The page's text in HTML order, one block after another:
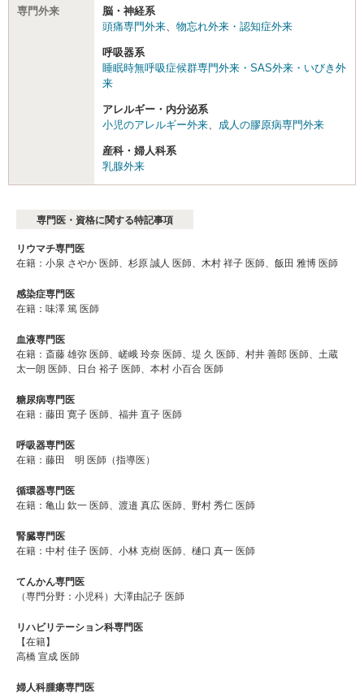
専門外来
脳・神経系
頭痛専門外来、 物忘れ外来・認知症外来
呼吸器系
睡眠時無呼吸症候群専門外来・SAS外来・いびき外
来
アレルギー・内分泌系
小児のアレルギー外来、 成人の膠原病専門外来
産科・婦人科系
乳腺外来
専門医・資格に関する特記事項
リウマチ専門医
在籍：小泉 さやか 医師、杉原 誠人 医師、木村 祥子 医師、飯田 雅博 医師
感染症専門医
在籍：味澤 篤 医師
血液専門医
在籍：斎藤 雄弥 医師、嵯峨 玲奈 医師、堤 久 医師、村井 善郎 医師、土蔵
太一朗 医師、日台 裕子 医師、本村 小百合 医師
糖尿病専門医
在籍：藤田 寛子 医師、福井 直子 医師
呼吸器専門医
在籍：藤田 明 医師（指導医）
循環器専門医
在籍：亀山 欽一 医師、渡邉 真広 医師、野村 秀仁 医師
腎臓専門医
在籍：中村 佳子 医師、小林 克樹 医師、樋口 真一 医師
てんかん専門医
（専門分野：小児科）大澤由記子 医師
リハビリテーション科専門医
【在籍】
高橋 宣成 医師
婦人科腫瘍専門医